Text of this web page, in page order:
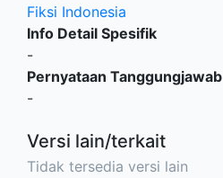
Fiksi Indonesia
Info Detail Spesifik
-
Pernyataan Tanggungjawab
-
Versi lain/terkait
Tidak tersedia versi lain